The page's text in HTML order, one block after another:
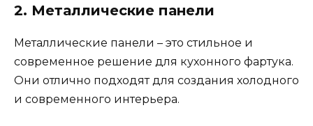
2. Металлические панели
Металлические панели – это стильное и
современное решение для кухонного фартука.
Они отлично подходят для создания холодного
и современного интерьера.